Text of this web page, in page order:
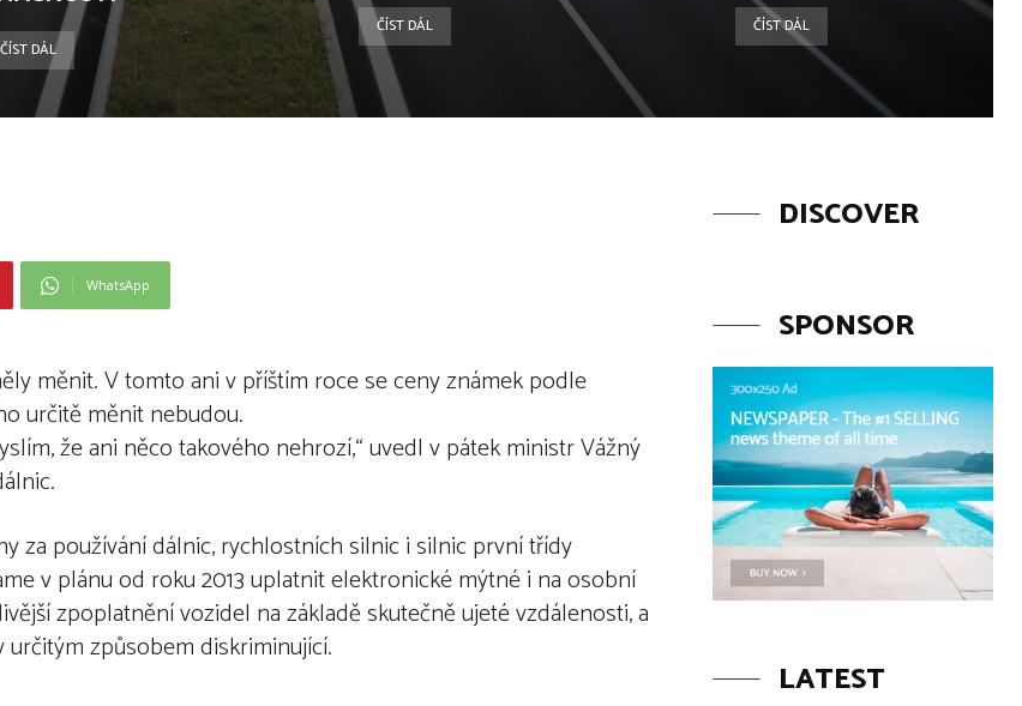
ČÍST DÁL
ČÍST DÁL ČÍST DÁL
WhatsApp
měnit. V tomto ani v příštím roce se ceny známek podle
určitě měnit nebudou.
že ani něco takového nehrozí,“ uvedl v pátek ministr Vážný
za používání dálnic, rychlostních silnic i silnic první třídy
v plánu od roku 2013 uplatnit elektronické mýtné i na osobní
zpoplatnění vozidel na základě skutečně ujeté vzdálenosti, a
způsobem diskriminující.
DISCOVER
SPONSOR
LATEST